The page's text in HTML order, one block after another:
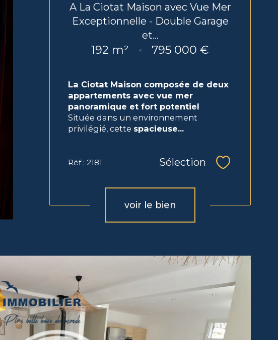
A La Ciotat Maison avec Vue Mer
Exceptionnelle - Double Garage
et...
192 m² - 795 000 €
La Ciotat Maison composée de deux
appartements avec vue mer
panoramique et fort potentiel
Située dans un environnement
privilégié, cette spacieuse...
Réf : 2181 Sélection
voir le bien